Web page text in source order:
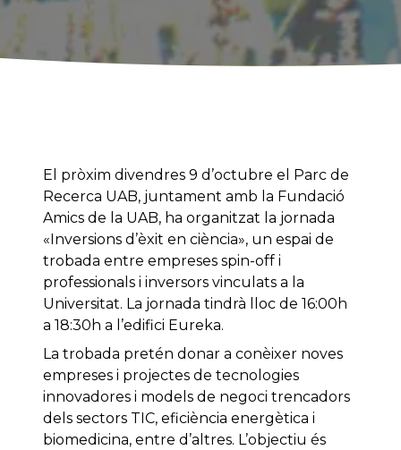
El pròxim divendres 9 d’octubre el Parc de
Recerca UAB, juntament amb la Fundació
Amics de la UAB, ha organitzat la jornada
«Inversions d’èxit en ciència», un espai de
trobada entre empreses spin-off i
professionals i inversors vinculats a la
Universitat. La jornada tindrà lloc de 16:00h
a 18:30h a l’edifici Eureka.
La trobada pretén donar a conèixer noves
empreses i projectes de tecnologies
innovadores i models de negoci trencadors
dels sectors TIC, eficiència energètica i
biomedicina, entre d’altres. L’objectiu és